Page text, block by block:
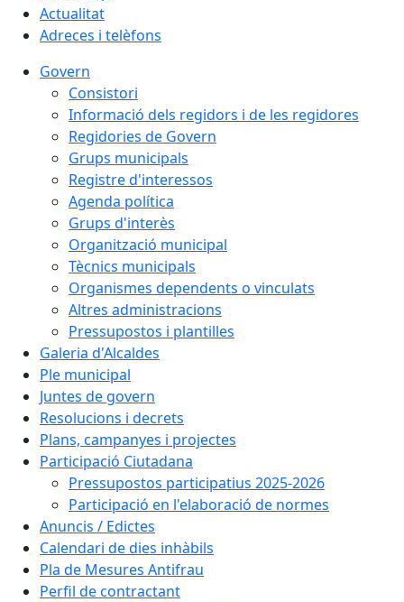
Actualitat
Adreces i telèfons
Govern
Consistori
Informació dels regidors i de les regidores
Regidories de Govern
Grups municipals
Registre d'interessos
Agenda política
Grups d'interès
Organització municipal
Tècnics municipals
Organismes dependents o vinculats
Altres administracions
Pressupostos i plantilles
Galeria d'Alcaldes
Ple municipal
Juntes de govern
Resolucions i decrets
Plans, campanyes i projectes
Participació Ciutadana
Pressupostos participatius 2025-2026
Participació en l'elaboració de normes
Anuncis / Edictes
Calendari de dies inhàbils
Pla de Mesures Antifrau
Perfil de contractant